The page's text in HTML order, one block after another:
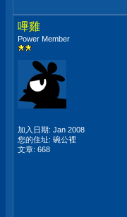
嗶雞
Power Member
加入日期: Jan 2008
您的住址: 碗公裡
文章: 668